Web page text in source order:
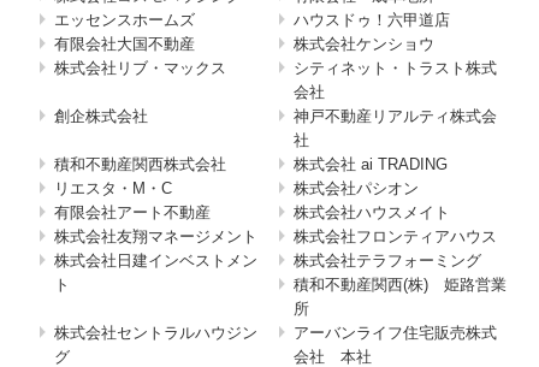
エッセンスホームズ
ハウスドゥ！六甲道店
有限会社大国不動産
株式会社ケンショウ
株式会社リブ・マックス
シティネット・トラスト株式
会社
創企株式会社
神戸不動産リアルティ株式会
社
積和不動産関西株式会社
株式会社 ai TRADING
リエスタ・M・C
株式会社パシオン
有限会社アート不動産
株式会社ハウスメイト
株式会社友翔マネージメント
株式会社フロンティアハウス
株式会社日建インベストメン
ト
株式会社テラフォーミング
積和不動産関西(株) 姫路営業
所
株式会社セントラルハウジン
グ
アーバンライフ住宅販売株式
会社 本社